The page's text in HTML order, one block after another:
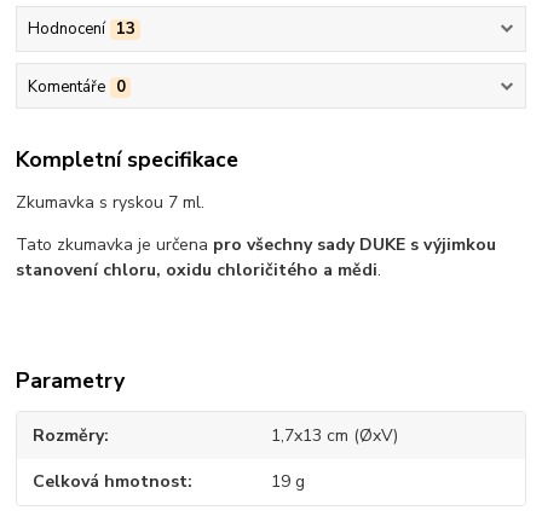
Hodnocení 13
Komentáře 0
Kompletní specifikace
Zkumavka s ryskou 7 ml.
Tato zkumavka je určena pro všechny sady DUKE s výjimkou
stanovení chloru, oxidu chloričitého a mědi.
Parametry
Rozměry 1,7x13 cm (ØxV)
Celková hmotnost 19 g